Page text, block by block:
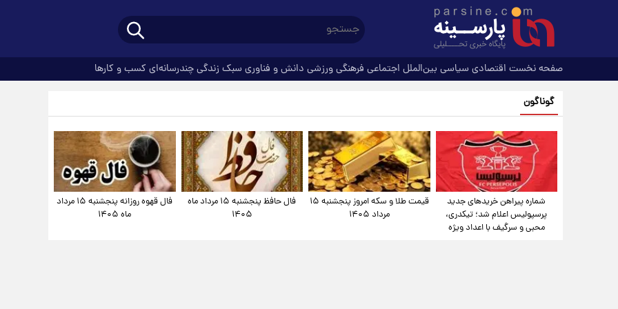
صفحه نخست اقتصادی سیاسی بین‌الملل اجتماعی فرهنگیورزشی دانش و فناوری سبک زندگیچندرسانه‌ای کسب و کارها
گوناگون
شماره پیراهن خریدهای جدید
پرسپولیس اعلام شد؛ تیکدری،
محبی و سرگیف با اعداد ویژه
قیمت طلا و سکه امروز پنجشنبه ۱۵
مرداد ۱۴۰۵
فال حافظ پنجشنبه ۱۵ مرداد ماه
۱۴۰۵
فال قهوه روزانه پنجشنبه ۱۵ مرداد
ماه ۱۴۰۵